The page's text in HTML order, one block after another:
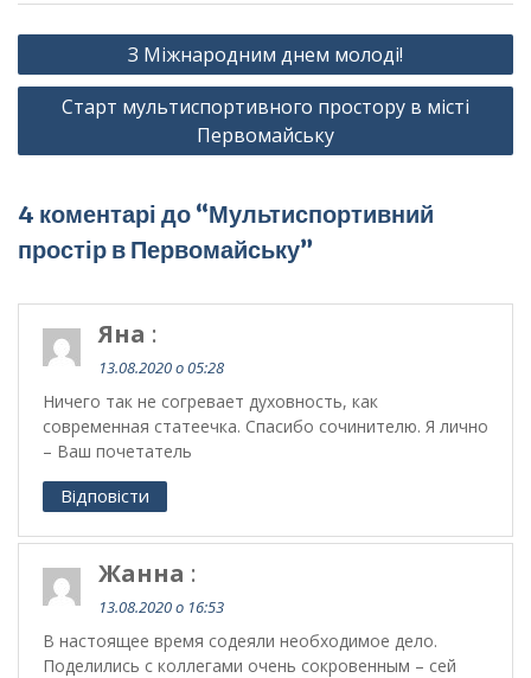
Навігація
записів
З Міжнародним днем молоді!
Старт мультиспортивного простору в місті
Первомайську
4 коментарі до “Мультиспортивний
простір в Первомайську”
Яна :
13.08.2020 о 05:28
Ничего так не согревает духовность, как
современная статеечка. Спасибо сочинителю. Я лично
– Ваш почетатель
Відповісти
Жанна :
13.08.2020 о 16:53
В настоящее время содеяли необходимое дело.
Поделились с коллегами очень сокровенным – сей